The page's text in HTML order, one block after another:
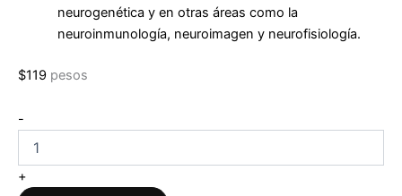
neurogenética y en otras áreas como la
neuroinmunología, neuroimagen y neurofisiología.
$119 pesos
-
Clínica
Vol.
1
Diagnóstico
+